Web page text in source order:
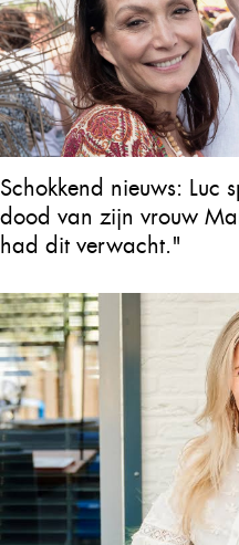
Schokkend nieuws: Luc
dood van zijn vrouw
had dit verwacht."